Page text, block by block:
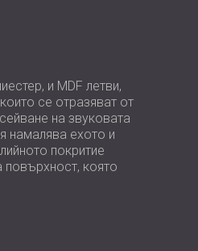
SOUTH AFRICA | ZA
и MDF летви,
се отразяват от
на звуковата
намалява ехото и
покритие
повърхност, която